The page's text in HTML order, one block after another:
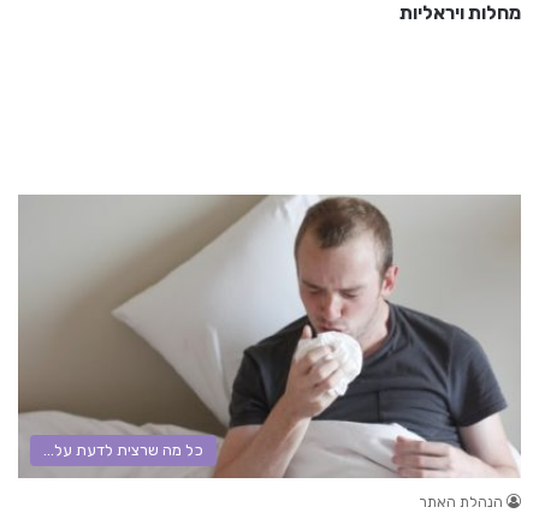
מחלות ויראליות
כל מה שרצית לדעת על...
הנהלת האתר